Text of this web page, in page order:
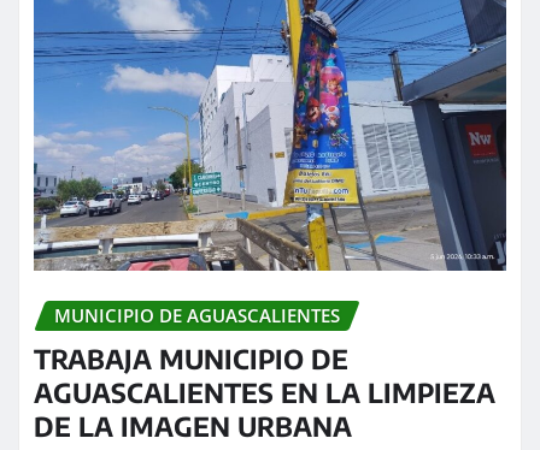
MUNICIPIO DE AGUASCALIENTES
TRABAJA MUNICIPIO DE
AGUASCALIENTES EN LA LIMPIEZA
DE LA IMAGEN URBANA